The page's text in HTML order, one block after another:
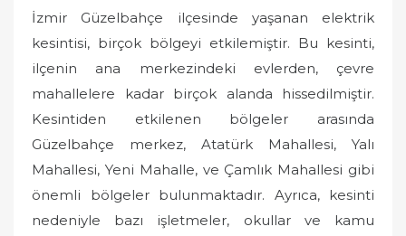
İzmir Güzelbahçe ilçesinde yaşanan elektrik
kesintisi, birçok bölgeyi etkilemiştir. Bu kesinti,
ilçenin ana merkezindeki evlerden, çevre
mahallelere kadar birçok alanda hissedilmiştir.
Kesintiden etkilenen bölgeler arasında
Güzelbahçe merkez, Atatürk Mahallesi, Yalı
Mahallesi, Yeni Mahalle, ve Çamlık Mahallesi gibi
önemli bölgeler bulunmaktadır. Ayrıca, kesinti
nedeniyle bazı işletmeler, okullar ve kamu